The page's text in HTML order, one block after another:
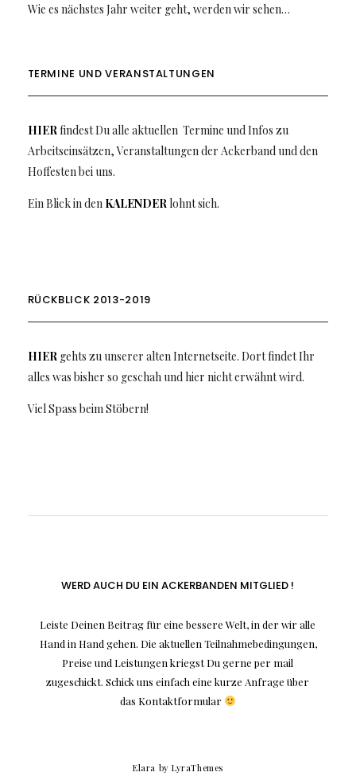
Wie es nächstes Jahr weiter geht, werden wir sehen…
TERMINE UND VERANSTALTUNGEN
HIER findest Du alle aktuellen Termine und Infos zu
Arbeitseinsätzen, Veranstaltungen der Ackerband und den
Hoffesten bei uns.
Ein Blick in den KALENDER lohnt sich.
RÜCKBLICK 2013-2019
HIER gehts zu unserer alten Internetseite. Dort findet Ihr
alles was bisher so geschah und hier nicht erwähnt wird.
Viel Spass beim Stöbern!
WERD AUCH DU EIN ACKERBANDEN MITGLIED !
Leiste Deinen Beitrag für eine bessere Welt, in der wir alle
Hand in Hand gehen. Die aktuellen Teilnahmebedingungen,
Preise und Leistungen kriegst Du gerne per mail
zugeschickt. Schick uns einfach eine kurze Anfrage über
das Kontaktformular
Elara by LyraThemes